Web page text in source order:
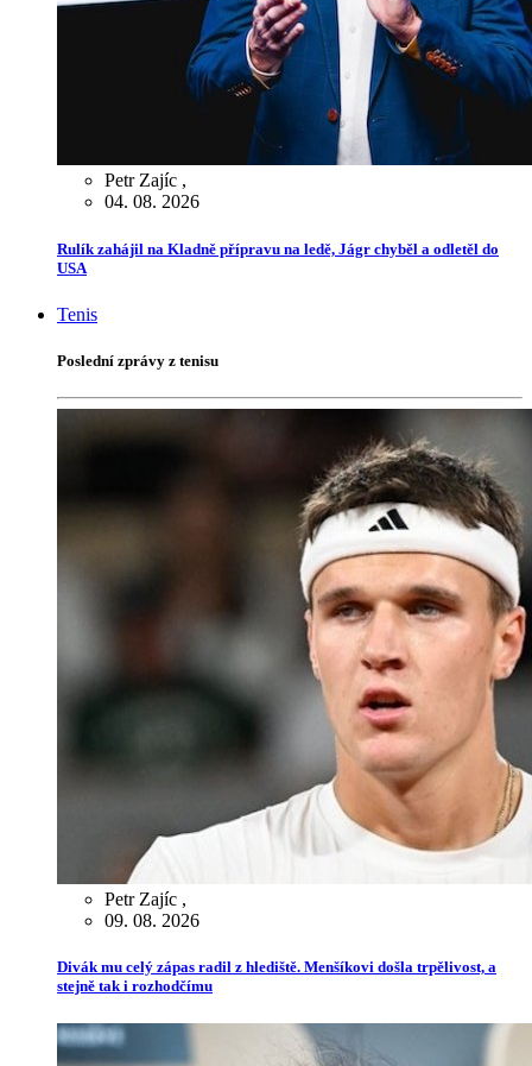
Petr Zajíc ,
04. 08. 2026
Rulík zahájil na Kladně přípravu na ledě, Jágr chyběl a odletěl do
USA
Tenis
Poslední zprávy z tenisu
Petr Zajíc ,
09. 08. 2026
Divák mu celý zápas radil z hlediště. Menšíkovi došla trpělivost, a
stejně tak i rozhodčímu